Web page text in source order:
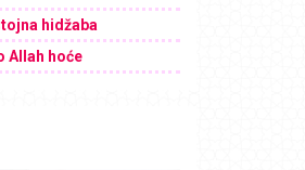
hidžaba
Allah hoće